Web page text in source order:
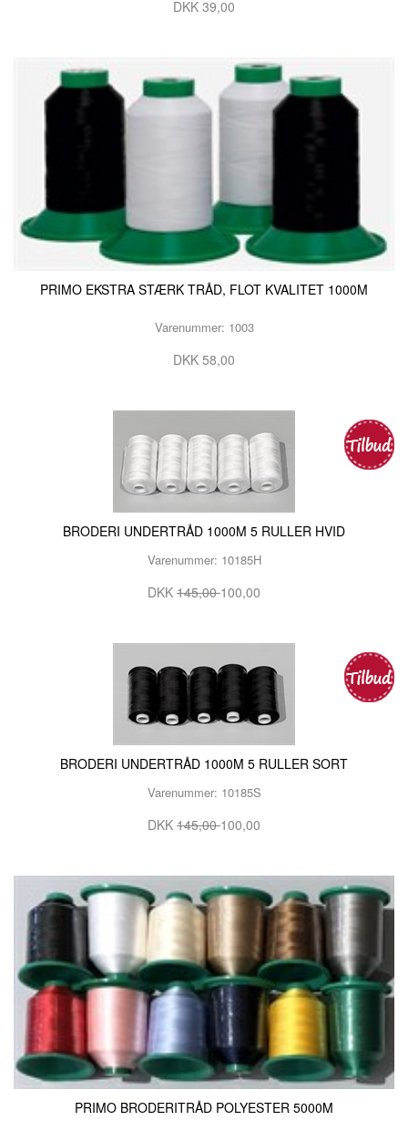
DKK 39,00
PRIMO EKSTRA STÆRK TRÅD, FLOT KVALITET 1000M
Varenummer: 1003
DKK 58,00
BRODERI UNDERTRÅD 1000M 5 RULLER HVID
Varenummer: 10185H
DKK 145,00100,00
BRODERI UNDERTRÅD 1000M 5 RULLER SORT
Varenummer: 10185S
DKK 145,00100,00
PRIMO BRODERITRÅD POLYESTER 5000M